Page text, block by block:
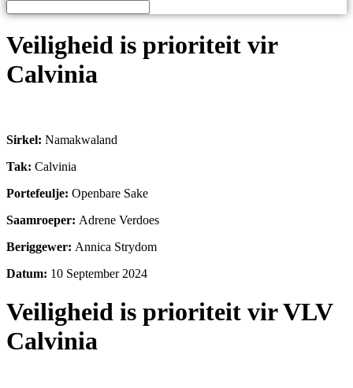
Veiligheid is prioriteit vir
Calvinia
Sirkel: Namakwaland
Tak: Calvinia
Portefeulje: Openbare Sake
Saamroeper: Adrene Verdoes
Beriggewer: Annica Strydom
Datum: 10 September 2024
Veiligheid is prioriteit virVLV
Calvinia